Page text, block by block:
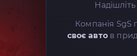
Компанія SgS
своє автов